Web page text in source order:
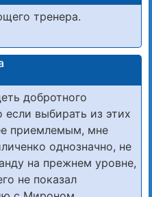
тренера.
добротного
если выбирать из этих
приемлемым, мне
однозначно, не
на прежнем уровне,
не показал